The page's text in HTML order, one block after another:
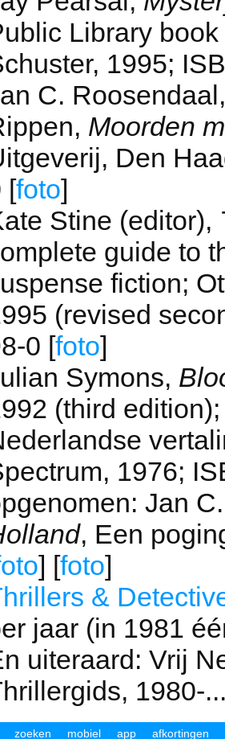
Library
1995;
C.
Moorden
Den
[foto]
Stine (editor),
guide to
fiction;
(revised
0 [foto]
Symons,
(third
1976;
Jan
, Een
] [foto]
&
jaar (in 1981
uiteraard: Vrij
1980-
zoeken mobiel app afkortingen